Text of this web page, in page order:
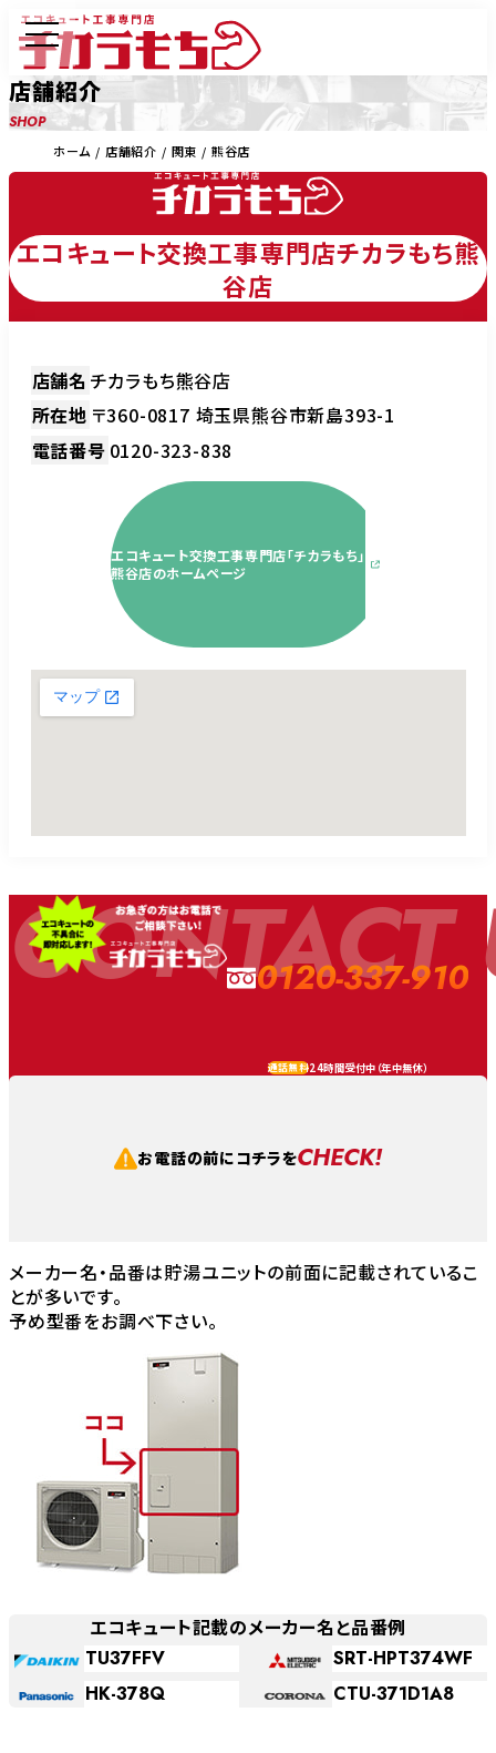
店舗紹介
SHOP
ホーム 店舗紹介 関東 熊谷店
エコキュート交換工事専門店チカラもち熊
谷店
店舗名 チカラもち熊谷店
所在地 〒360-0817 埼玉県熊谷市新島393-1
電話番号 0120-323-838
エコキュート交換工事専門店「チカラもち」
熊谷店のホームページ
CONTACT
0120-337-910
通話無料24時間受付中（年中無休）
お電話の前にコチラをCHECK!
メーカー名・品番は貯湯ユニットの前面に記載されているこ
とが多いです。
予め型番をお調べ下さい。
エコキュート記載のメーカー名と品番例
TU37FFV
SRT-HPT374WF
HK-378Q
CTU-371D1A8